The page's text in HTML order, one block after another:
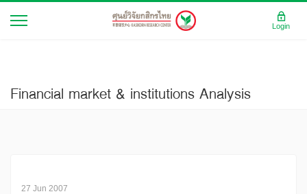
Financial market & institutions Analysis
27 Jun 2007
Login